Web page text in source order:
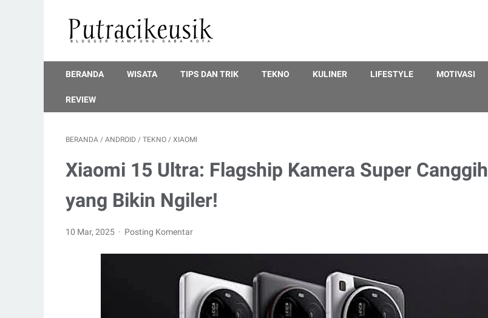
BERANDA WISATA TIPS DAN TRIK TEKNO KULINER LIFESTYLE MOTIVASI
REVIEW
BERANDA / ANDROID / TEKNO / XIAOMI
Xiaomi 15 Ultra: Flagship Kamera Super Canggih
yang Bikin Ngiler!
10 Mar, 2025 Posting Komentar